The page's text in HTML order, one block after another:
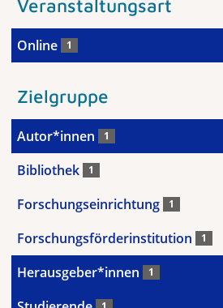
Veranstaltungsart
Online 1
Zielgruppe
Autor*innen 1
Bibliothek 1
Forschungseinrichtung 1
Forschungsförderinstitution 1
Herausgeber*innen 1